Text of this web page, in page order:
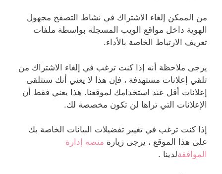
من الممكن إلغاء الاشتراك في نشاط التصفح مجهول
الهوية داخل مواقع الويب المسجلة بواسطة ملفات
تعريف الارتباط الخاصة بالأداء.
يرجى ملاحظة أنه إذا كنت ترغب في إلغاء الاشتراك من
تلقي إعلانات مستهدفة ، فإن هذا لا يعني أنك ستتلقى
إعلانات أقل عند استخدامك لموقعنا. هذا يعني فقط أن
الإعلانات التي تراها لن تكون مخصصة لك.
إذا كنت ترغب في تغيير تفضيلات البيانات الخاصة بك
على هذا الموقع ، يرجى زيارة منصة إدارة
الموافقةلدينا .